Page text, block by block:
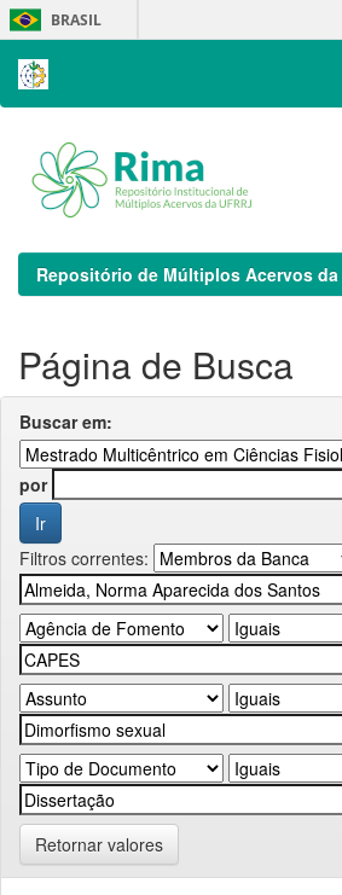
Skip
navigation
BRASIL
Repositório de Múltiplos Acervos da
Página de Busca
Buscar em:
por
Filtros correntes:
Retornar valores